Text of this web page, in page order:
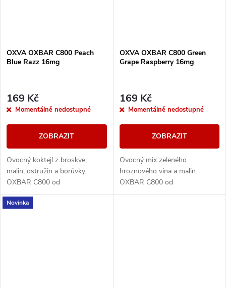
OXVA OXBAR C800 Peach
Blue Razz 16mg
169 Kč
Momentálně nedostupné
ZOBRAZIT
Ovocný koktejl z broskve,
malin, ostružin a borůvky.
OXBAR C800 od
renomovaného výrobce OXVA
přináší moderní krystalický
OXVA OXBAR C800 Green
Grape Raspberry 16mg
169 Kč
Momentálně nedostupné
ZOBRAZIT
Ovocný mix zeleného
hroznového vína a malin.
OXBAR C800 od
renomovaného výrobce OXVA
Novinka